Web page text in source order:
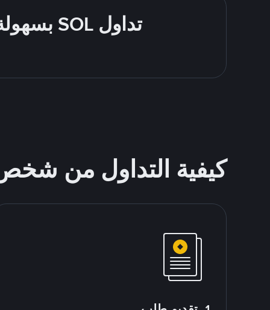
تداول SOL بسهولة - قُم بالشراء والبيع باستخدام طرقك المُفضّلة للدفع
كيفية التداول من